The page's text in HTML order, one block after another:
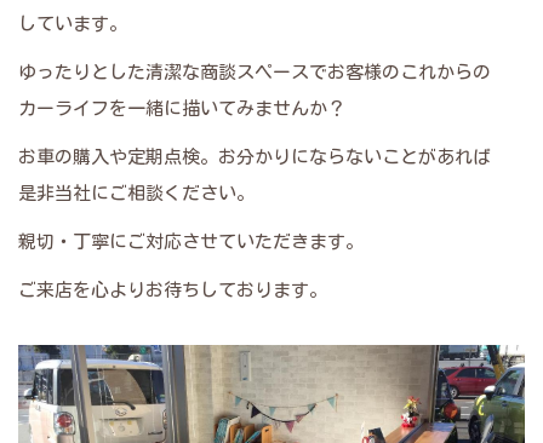
しています。
ゆったりとした清潔な商談スペースでお客様のこれからの
カーライフを一緒に描いてみませんか？
お車の購入や定期点検。お分かりにならないことがあれば
是非当社にご相談ください。
親切・丁寧にご対応させていただきます。
ご来店を心よりお待ちしております。